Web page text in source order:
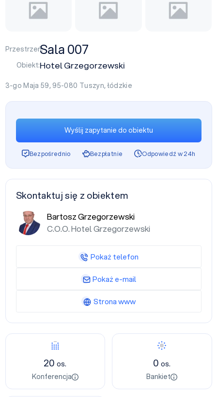
Przestrzeń:Sala 007
Obiekt:Hotel Grzegorzewski
3-go Maja 59, 95-080 Tuszyn,łódzkie
20os.
Konferencja
0os.
Bankiet
Wyślij zapytanie do obiektu
Bezpośrednio Bezpłatnie Odpowiedź w 24h
Skontaktuj się z obiektem
Bartosz Grzegorzewski
C.O.O. Hotel Grzegorzewski
Pokaż telefon
Pokaż e-mail
Strona www